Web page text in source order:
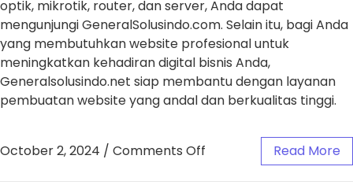
optik, mikrotik, router, dan server, Anda dapat
mengunjungi GeneralSolusindo.com. Selain itu, bagi Anda
yang membutuhkan website profesional untuk
meningkatkan kehadiran digital bisnis Anda,
Generalsolusindo.net siap membantu dengan layanan
pembuatan website yang andal dan berkualitas tinggi.
October 2, 2024 / Comments Off Read More